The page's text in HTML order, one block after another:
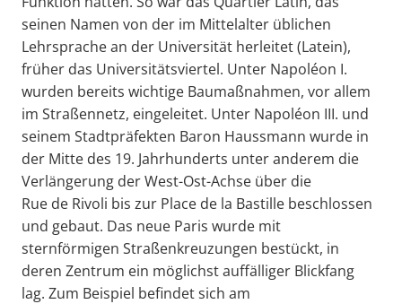
seinen Namen von der im Mittelalter üblichen
Lehrsprache an der Universität herleitet (Latein),
früher das Universitätsviertel. Unter Napoléon I.
wurden bereits wichtige Baumaßnahmen, vor allem
im Straßennetz, eingeleitet. Unter Napoléon III. und
seinem Stadtpräfekten Baron Haussmann wurde in
der Mitte des 19. Jahrhunderts unter anderem die
Verlängerung der West-Ost-Achse über die
Rue de Rivoli bis zur Place de la Bastille beschlossen
und gebaut. Das neue Paris wurde mit
sternförmigen Straßenkreuzungen bestückt, in
deren Zentrum ein möglichst auffälliger Blickfang
lag. Zum Beispiel befindet sich am